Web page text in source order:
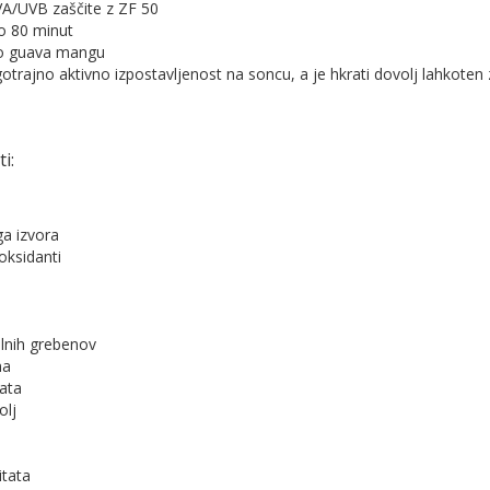
UVB zaščite z ZF 50
80 minut
guava mangu
aktivno izpostavljenost na soncu, a je hkrati dovolj lahkoten
izvora
grebenov